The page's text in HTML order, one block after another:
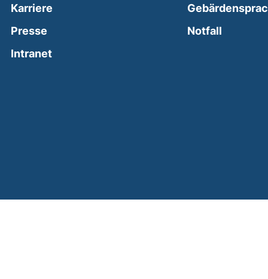
Karriere
Presse
Intranet(external link, opens in a new window)
Notfall